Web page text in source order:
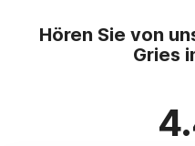
Hören Sie von
Gries